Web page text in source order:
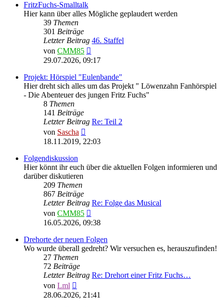
FritzFuchs-Smalltalk
Hier kann über alles Mögliche geplaudert werden
39 Themen
301 Beiträge
Letzter Beitrag 46. Staffel
von CMM85
Beitrag
29.07.2026, 09:17
Projekt: Hörspiel "Eulenbande"
Hier dreht sich alles um das Projekt " Löwenzahn Fanhörspiel
- Die Abenteuer des jungen Fritz Fuchs"
8 Themen
141 Beiträge
Letzter Beitrag Re: Teil 2
von Sascha
Beitrag
18.11.2019, 22:03
Folgendiskussion
Hier könnt ihr euch über die aktuellen Folgen informieren und
darüber diskutieren
209 Themen
867 Beiträge
Letzter Beitrag Re: Folge das Musical
von CMM85
Beitrag
16.05.2026, 09:38
Drehorte der neuen Folgen
Wo wurde überall gedreht? Wir versuchen es, herauszufinden!
27 Themen
72 Beiträge
Letzter Beitrag Re: Drehort einer Fritz Fuchs…
von Lml
Beitrag
28.06.2026, 21:41